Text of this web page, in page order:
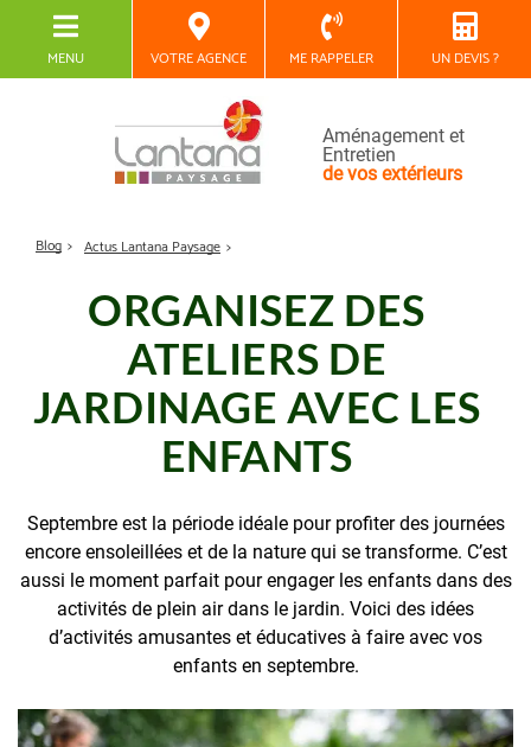
MENU VOTRE AGENCE ME RAPPELER UN DEVIS ?
Aménagement et
Entretien
de vos extérieurs
Blog Actus Lantana Paysage
ORGANISEZ DES
ATELIERS DE
JARDINAGE AVEC LES
ENFANTS
Septembre est la période idéale pour profiter des journées
encore ensoleillées et de la nature qui se transforme. C’est
aussi le moment parfait pour engager les enfants dans des
activités de plein air dans le jardin. Voici des idées
d’activités amusantes et éducatives à faire avec vos
enfants en septembre.